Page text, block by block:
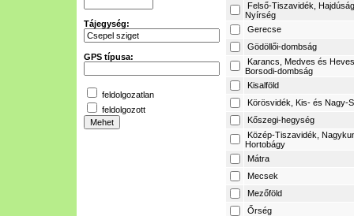
Tájegység:
GPS típusa:
feldolgozatlan
feldolgozott
Felső-Tiszavidék,
Nyírség
Gerecse
Gödöllői-dombság
Karancs, Medves és
Borsodi-dombság
Kisalföld
Körösvidék, Kis- és Nagy-
Kőszegi-hegység
Közép-Tiszavidék,
Hortobágy
Mátra
Mecsek
Mezőföld
Őrség